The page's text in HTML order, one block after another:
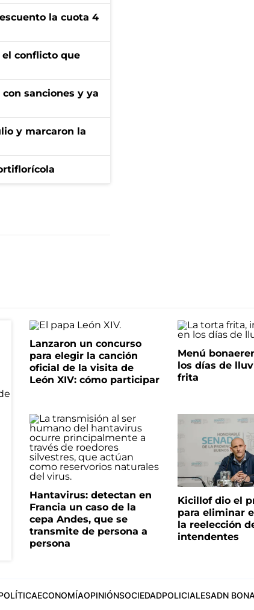
la cuota 4
el conflicto que
sanciones y ya
y marcaron la
Lanzaron un concurso
para elegir la canción
oficial de la visita de
León XIV: cómo participar
Menú
los días de
frita
Hantavirus: detectan en
Francia un caso de la
cepa Andes, que se
transmite de persona a
persona
Kicillof dio el
para eliminar
la reelección
intendentes
ECONOMÍAOPINIÓNSOCIEDADPOLICIALESADN